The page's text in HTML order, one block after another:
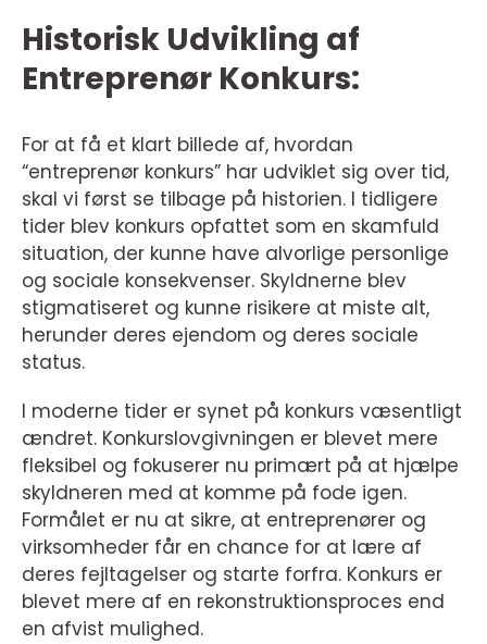
Historisk Udvikling af
Entreprenør Konkurs:
For at få et klart billede af, hvordan
“entreprenør konkurs” har udviklet sig over tid,
skal vi først se tilbage på historien. I tidligere
tider blev konkurs opfattet som en skamfuld
situation, der kunne have alvorlige personlige
og sociale konsekvenser. Skyldnerne blev
stigmatiseret og kunne risikere at miste alt,
herunder deres ejendom og deres sociale
status.
I moderne tider er synet på konkurs væsentligt
ændret. Konkurslovgivningen er blevet mere
fleksibel og fokuserer nu primært på at hjælpe
skyldneren med at komme på fode igen.
Formålet er nu at sikre, at entreprenører og
virksomheder får en chance for at lære af
deres fejltagelser og starte forfra. Konkurs er
blevet mere af en rekonstruktionsproces end
en afvist mulighed.